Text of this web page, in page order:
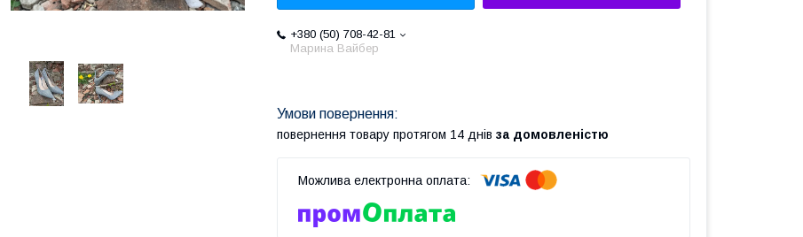
+380 (50) 708-42-81
Марина Вайбер
повернення товару протягом 14 днів за домовленістю